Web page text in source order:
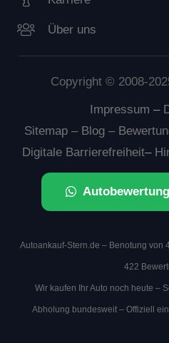
Über uns
Copyright © 2008-
Impressum –
Sitemap – Blog –
Digitale Barrierefreiheit–
Autoankauf-Stern.de – Benotung von
422
Wir kaufen Ihr Auto noch heute –
Abholung bundesweit – Offiziell